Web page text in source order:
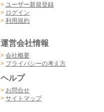
> ユーザー新規登録
> ログイン
> 利用規約
運営会社情報
> 会社概要
> プライバシーの考え方
ヘルプ
> お問合せ
> サイトマップ